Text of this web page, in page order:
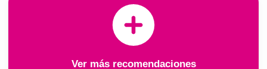
Ver más recomendaciones